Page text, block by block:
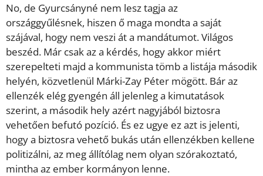
No, de Gyurcsányné nem lesz tagja az
országgyűlésnek, hiszen ő maga mondta a saját
szájával, hogy nem veszi át a mandátumot. Világos
beszéd. Már csak az a kérdés, hogy akkor miért
szerepelteti majd a kommunista tömb a listája második
helyén, közvetlenül Márki-Zay Péter mögött. Bár az
ellenzék elég gyengén áll jelenleg a kimutatások
szerint, a második hely azért nagyjából biztosra
vehetően befutó pozíció. És ez ugye ez azt is jelenti,
hogy a biztosra vehető bukás után ellenzékben kellene
politizálni, az meg állítólag nem olyan szórakoztató,
mintha az ember kormányon lenne.